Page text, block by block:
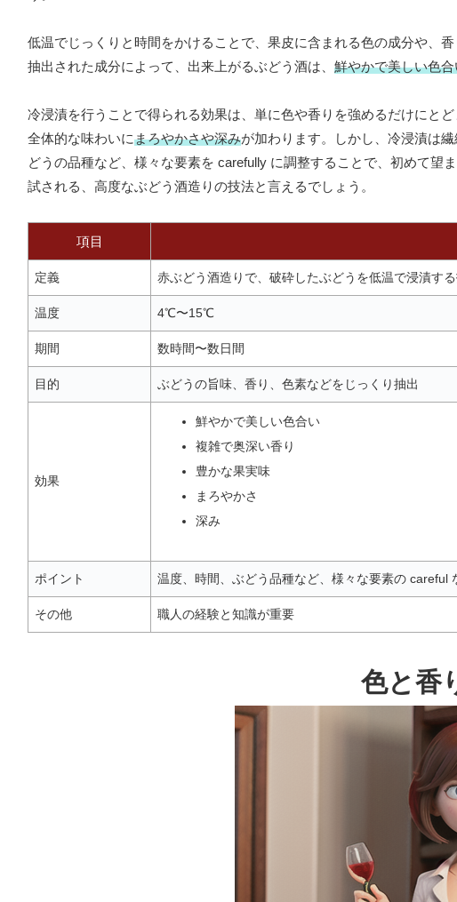
低温でじっくりと時間をかけることで、果皮に含まれる色の成分や、
抽出された成分によって、出来上がるぶどう酒は、 鮮やかで美しい色合
冷浸漬を行うことで得られる効果は、単に色や香りを強めるだけにと
全体的な味わいにまろやかさや深みが加わります。しかし、冷浸漬は
どうの品種など、様々な要素を carefully に調整することで、初めて望
試される、高度なぶどう酒造りの技法と言えるでしょう。
項目
定義 赤ぶどう酒造りで、破砕したぶどうを低温で浸漬す
温度 4℃〜15℃
期間 数時間〜数日間
目的 ぶどうの旨味、香り、色素などをじっくり抽出
効果
鮮やかで美しい色合い
複雑で奥深い香り
豊かな果実味
まろやかさ
深み
ポイント 温度、時間、ぶどう品種など、様々な要素の careful
その他 職人の経験と知識が重要
色と香